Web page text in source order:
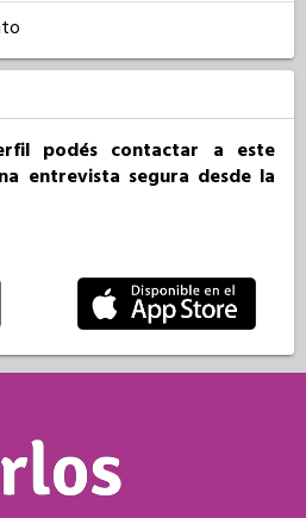
podés contactar a este
entrevista segura desde la